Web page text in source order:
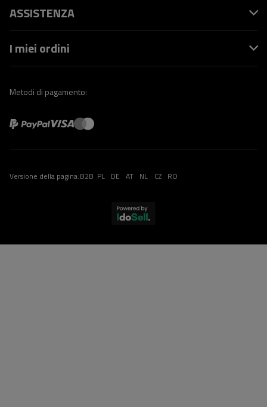
ASSISTENZA
I miei ordini
Metodi di pagamento:
Versione della pagina:B2B PL DE AT NL CZ RO